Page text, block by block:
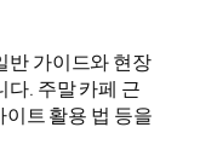
반 가이드와 현장
다. 주말 카페 근
트 활용 법 등을